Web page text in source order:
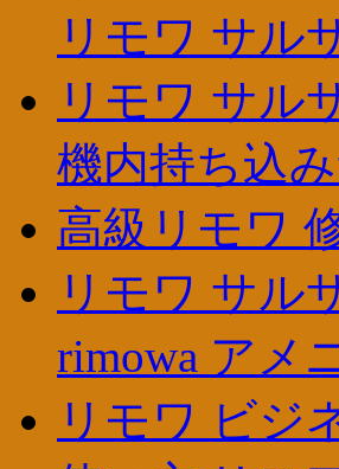
リモワ サル
リモワ サル
機内持ち込
高級リモワ
リモワ サル
rimowa アメ
リモワ ビジ